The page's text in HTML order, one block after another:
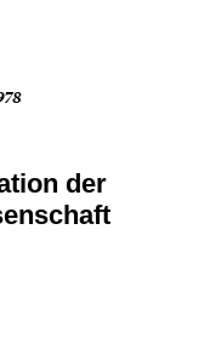
der